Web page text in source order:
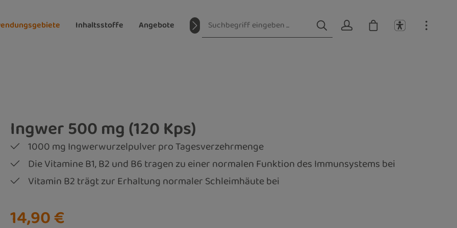
Inhaltsstoffe Angebote Magazin
Ingwer 500 mg (120 Kps)
1000 mg Ingwerwurzelpulver pro Tagesverzehrmenge
Die Vitamine B1, B2 und B6 tragen zu einer normalen Funktion des Immunsystems bei
Vitamin B2 trägt zur Erhaltung normaler Schleimhäute bei
Regulärer Preis:
14,90 €